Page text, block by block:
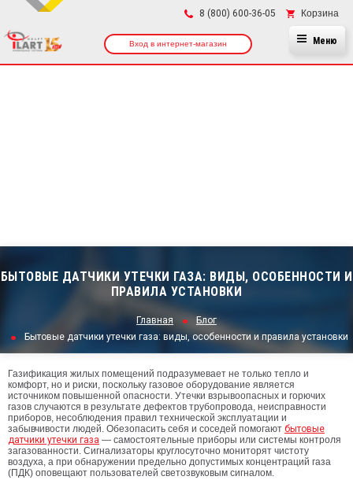
8 (800) 600-36-05 Корзина
Вход в интернет-магазин Меню
БЫТОВЫЕ ДАТЧИКИ УТЕЧКИ ГАЗА: ВИДЫ, ОСОБЕННОСТИ И
ПРАВИЛА УСТАНОВКИ
Главная
Блог
Бытовые датчики утечки газа: виды, особенности и правила установки
Газификация жилых помещений подразумевает не только тепло и
комфорт, но и риски, поскольку газовое оборудование является
источником повышенной опасности. Утечки взрывоопасных и горючих
газов случаются в результате дефектов трубопровода, неисправности
приборов, несоблюдения правил технической эксплуатации и
забывчивости людей. Обезопасить себя и соседей помогают бытовые
датчики утечки газа — самостоятельные приборы или системы контроля
загазованности. Сигнализаторы круглосуточно мониторят чистоту
воздуха, а при обнаружении предельно допустимых концентраций газа
(ПДК) оповещают пользователей светозвуковым сигналом.
×